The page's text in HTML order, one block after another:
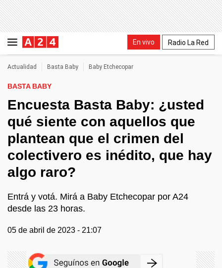
En vivo Radio La Red
Actualidad Basta Baby Baby Etchecopar
BASTA BABY
Encuesta Basta Baby: ¿usted
qué siente con aquellos que
plantean que el crimen del
colectivero es inédito, que hay
algo raro?
Entrá y votá. Mirá a Baby Etchecopar por A24
desde las 23 horas.
05 de abril de 2023 - 21:07